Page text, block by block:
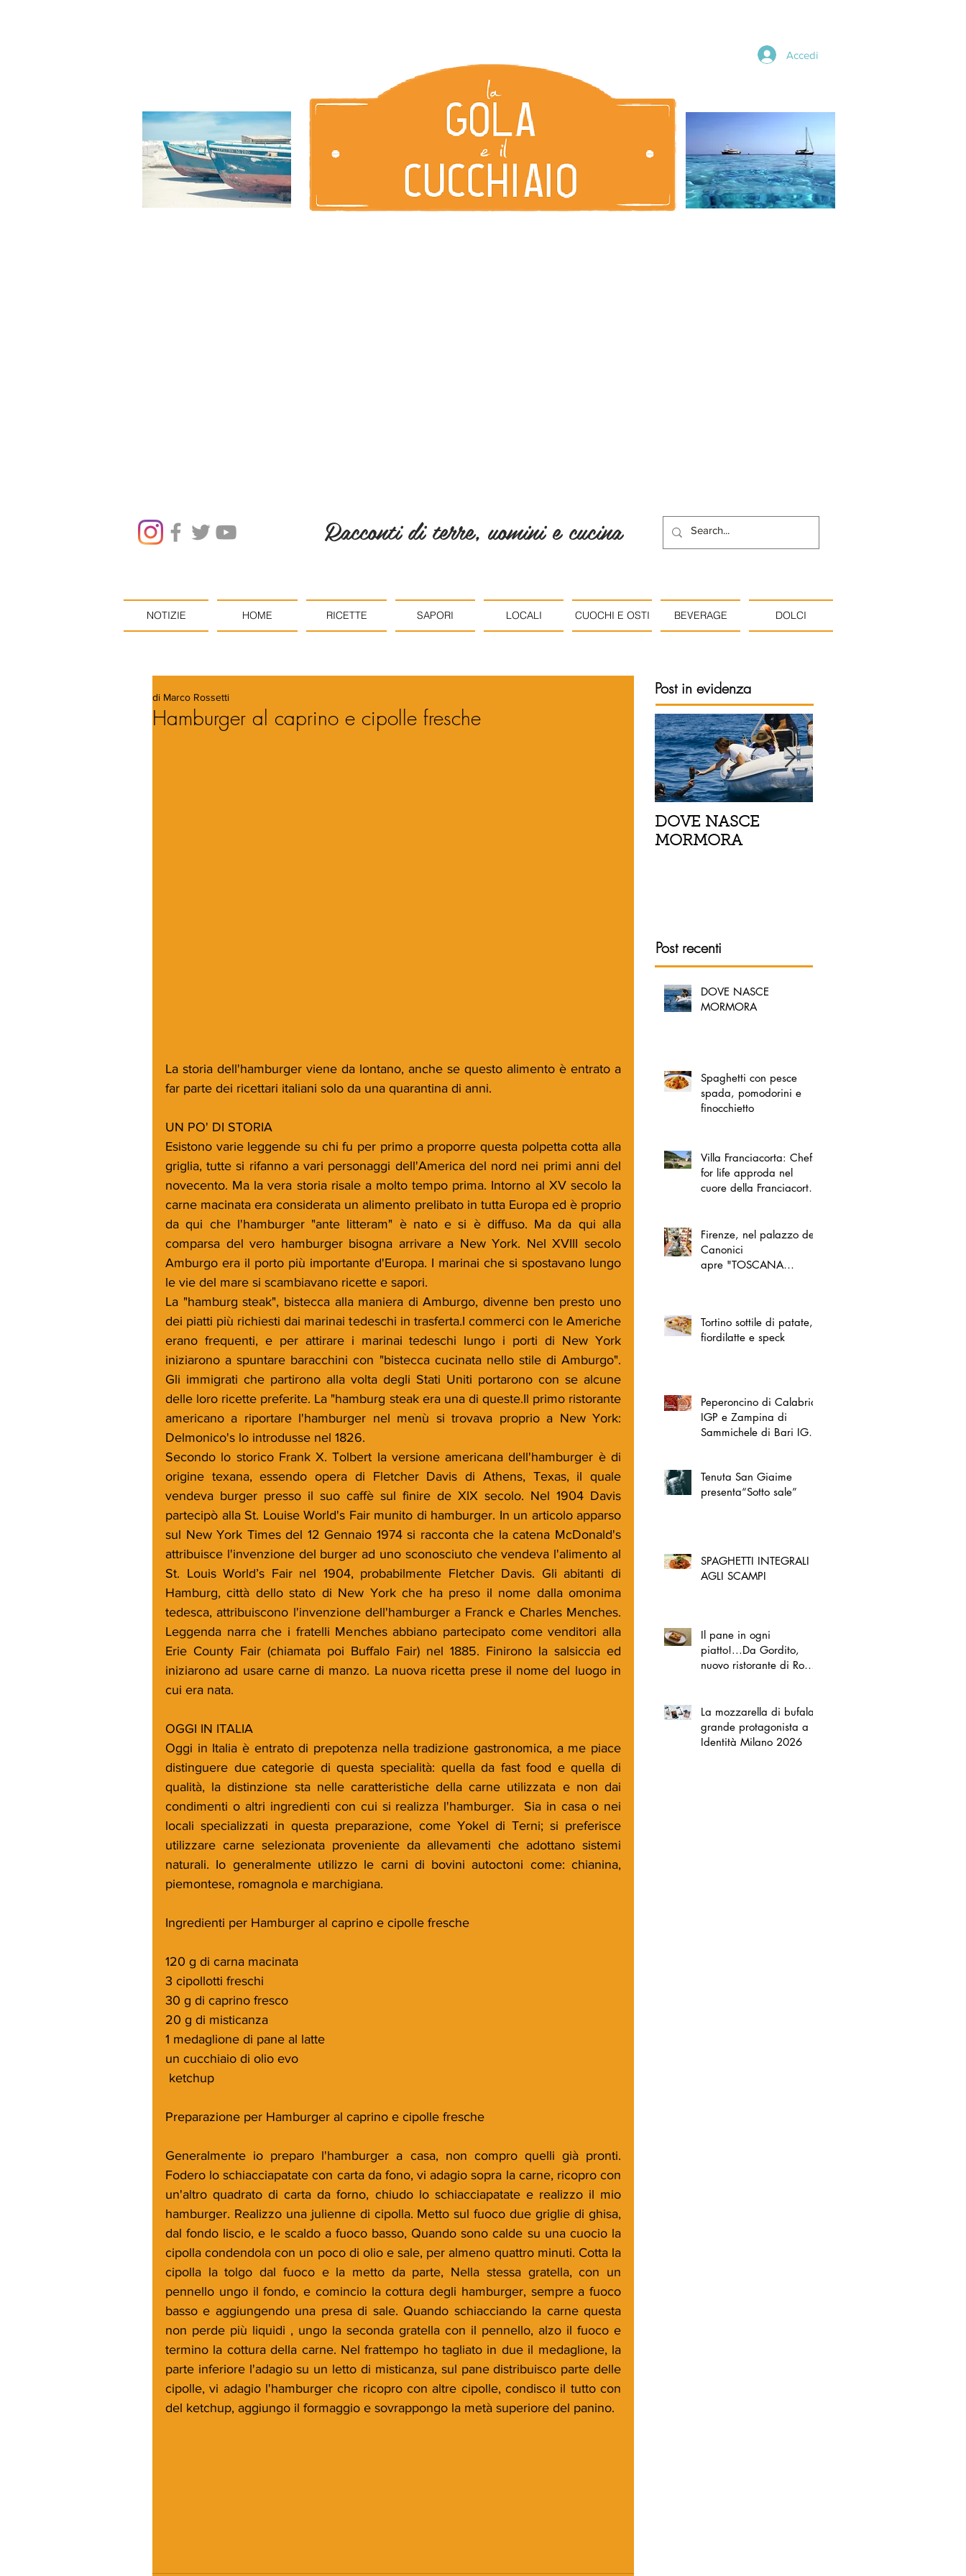
Accedi
Racconti di terre, uomini e cucina
NOTIZIE HOME RICETTE SAPORI LOCALI CUOCHI E OSTI BEVERAGE DOLCI
Hamburger al caprino e cipolle fresche
di Marco Rossetti
La storia dell'hamburger viene da lontano, anche se questo alimento è entrato a
far parte dei ricettari italiani solo da una quarantina di anni.
UN PO' DI STORIA
Esistono varie leggende su chi fu per primo a proporre questa polpetta cotta alla
griglia, tutte si rifanno a vari personaggi dell'America del nord nei primi anni del
novecento. Ma la vera storia risale a molto tempo prima. Intorno al XV secolo la
carne macinata era considerata un alimento prelibato in tutta Europa ed è proprio
da qui che l'hamburger "ante litteram" è nato e si è diffuso. Ma da qui alla
comparsa del vero hamburger bisogna arrivare a New York. Nel XVIII secolo
Amburgo era il porto più importante d'Europa. I marinai che si spostavano lungo
le vie del mare si scambiavano ricette e sapori.
La "hamburg steak", bistecca alla maniera di Amburgo, divenne ben presto uno
dei piatti più richiesti dai marinai tedeschi in trasferta.I commerci con le Americhe
erano frequenti, e per attirare i marinai tedeschi lungo i porti di New York
iniziarono a spuntare baracchini con "bistecca cucinata nello stile di Amburgo".
Gli immigrati che partirono alla volta degli Stati Uniti portarono con se alcune
delle loro ricette preferite. La "hamburg steak era una di queste.Il primo ristorante
americano a riportare l'hamburger nel menù si trovava proprio a New York:
Delmonico's lo introdusse nel 1826.
Secondo lo storico Frank X. Tolbert la versione americana dell'hamburger è di
origine texana, essendo opera di Fletcher Davis di Athens, Texas, il quale
vendeva burger presso il suo caffè sul finire de XIX secolo. Nel 1904 Davis
partecipò alla St. Louise World's Fair munito di hamburger. In un articolo apparso
sul New York Times del 12 Gennaio 1974 si racconta che la catena McDonald's
attribuisce l'invenzione del burger ad uno sconosciuto che vendeva l'alimento al
St. Louis World’s Fair nel 1904, probabilmente Fletcher Davis. Gli abitanti di
Hamburg, città dello stato di New York che ha preso il nome dalla omonima
tedesca, attribuiscono l'invenzione dell'hamburger a Franck e Charles Menches.
Leggenda narra che i fratelli Menches abbiano partecipato come venditori alla
Erie County Fair (chiamata poi Buffalo Fair) nel 1885. Finirono la salsiccia ed
iniziarono ad usare carne di manzo. La nuova ricetta prese il nome del luogo in
cui era nata.
OGGI IN ITALIA
Oggi in Italia è entrato di prepotenza nella tradizione gastronomica, a me piace
distinguere due categorie di questa specialità: quella da fast food e quella di
qualità, la distinzione sta nelle caratteristiche della carne utilizzata e non dai
condimenti o altri ingredienti con cui si realizza l'hamburger.  Sia in casa o nei
locali specializzati in questa preparazione, come Yokel di Terni; si preferisce
utilizzare carne selezionata proveniente da allevamenti che adottano sistemi
naturali. Io generalmente utilizzo le carni di bovini autoctoni come: chianina,
piemontese, romagnola e marchigiana.
Ingredienti per Hamburger al caprino e cipolle fresche
120 g di carna macinata
3 cipollotti freschi
30 g di caprino fresco
20 g di misticanza
1 medaglione di pane al latte
un cucchiaio di olio evo
ketchup
Preparazione per Hamburger al caprino e cipolle fresche
Generalmente io preparo l'hamburger a casa, non compro quelli già pronti.
Fodero lo schiacciapatate con carta da fono, vi adagio sopra la carne, ricopro con
un'altro quadrato di carta da forno, chiudo lo schiacciapatate e realizzo il mio
hamburger. Realizzo una julienne di cipolla. Metto sul fuoco due griglie di ghisa,
dal fondo liscio, e le scaldo a fuoco basso, Quando sono calde su una cuocio la
cipolla condendola con un poco di olio e sale, per almeno quattro minuti. Cotta la
cipolla la tolgo dal fuoco e la metto da parte, Nella stessa gratella, con un
pennello ungo il fondo, e comincio la cottura degli hamburger, sempre a fuoco
basso e aggiungendo una presa di sale. Quando schiacciando la carne questa
non perde più liquidi , ungo la seconda gratella con il pennello, alzo il fuoco e
termino la cottura della carne. Nel frattempo ho tagliato in due il medaglione, la
parte inferiore l'adagio su un letto di misticanza, sul pane distribuisco parte delle
cipolle, vi adagio l'hamburger che ricopro con altre cipolle, condisco il tutto con
del ketchup, aggiungo il formaggio e sovrappongo la metà superiore del panino.
Post in evidenza
DOVE NASCE
MORMORA
Post recenti
DOVE NASCE
MORMORA
Spaghetti con pesce
spada, pomodorini e
finocchietto
Villa Franciacorta: Chefs
for life approda nel
cuore della Franciacorta,
Firenze, nel palazzo dei
Canonici
apre "TOSCANA
Tortino sottile di patate,
fiordilatte e speck
Peperoncino di Calabria
IGP e Zampina di
Sammichele di Bari IGP
Tenuta San Giaime
presenta“Sotto sale”
SPAGHETTI INTEGRALI
AGLI SCAMPI
Il pane in ogni
piatto!...Da Gordito,
nuovo ristorante di Roma
La mozzarella di bufala
grande protagonista a
Identità Milano 2026